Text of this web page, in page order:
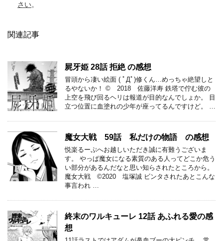
さい。
関連記事
屍牙姫 28話 拒絶 の感想
冒頭から凄い絵面 ( ﾟДﾟ)修くん…めっちゃ絶望しと
るやないか！ © 2018 佐藤洋寿 鉄塔で佇む彼の
上空を飛び回るヘリは報道が目的なんでしょか。 目
立つ位置に血塗れの少年が座ってるんですけど。 …
魔女大戦 59話 私だけの物語 の感想
悦楽るーぷへお越しいただき誠に有難うございま
す。 やっぱ魔女になる素質のある人ってどこか危う
い部分があるんだなと思い知らされたところから。
魔女大戦 ©2020 塩塚誠 ビンタされたあとこんな
事言われ …
終末のワルキューレ 12話 あふれる愛の感
想